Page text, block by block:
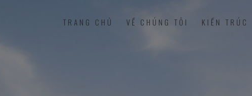
TRANG CHỦ VỀ CHÚNG TÔI KIẾN TRÚC